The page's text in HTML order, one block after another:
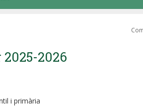
2026
i primària